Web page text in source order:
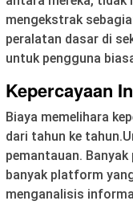
mengekstrak
peralatan dasar di
untuk pengguna
Kepercayaan
Biaya memelihara
dari tahun ke
pemantauan.
banyak platform
menganalisis